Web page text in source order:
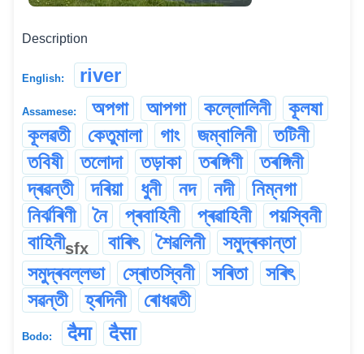
Description
English: river
Assamese: অপগা আপগা কল্লোলিনী
কূলষা
কূলৱতী
কেতুমালা গাং জম্বালিনী
তটিনী
তবিষী
তলোদা তড়াকা তৰঙ্গিণী
তৰঙ্গিনী
দ্ৰৱন্তী
দৰিয়া ধুনী নদ নদী
নিম্নগা
নিৰ্ঝৰিণী
নৈ প্ৰবাহিনী প্ৰৱাহিনী
পয়স্বিনী
বাহিনীsfx বাৰিৎ শৈৱলিনী
সমুদ্ৰকান্তা
সমুদ্ৰবল্লভা
স্ৰোতস্বিনী সৰিতা
সৰিৎ
সৱন্তী
হ্ৰদিনী ৰোধৱতী
Bodo: दैमा दैसा